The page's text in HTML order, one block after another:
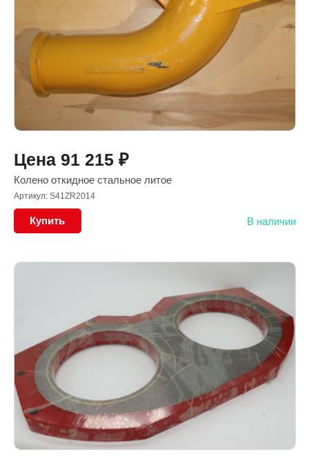
Цена 91 215 ₽
Колено откидное стальное литое
Артикул: S41ZR2014
Купить В наличии